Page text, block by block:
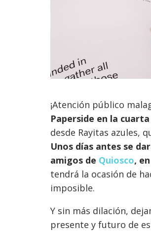
¡Atención público
Paperside en la
desde Rayitas azules,
Unos días antes se
amigos de Quiosco,
tendrá la ocasión de
imposible.
Y sin más dilación,
presente y futuro de